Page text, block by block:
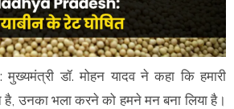
: मुख्यमंत्री डॉ. मोहन यादव ने कहा कि हमारी
है, उनका भला करने को हमने मन बना लिया है।